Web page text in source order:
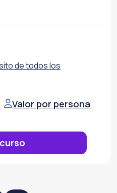
de todos los
Valor por persona